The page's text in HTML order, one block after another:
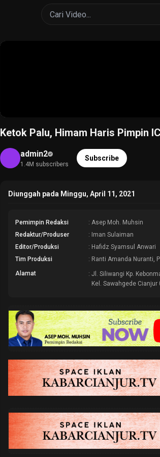
Ketok Palu, Himam Haris Pimpin
admin2
1.4M subscribers
Subscribe
Diunggah pada Minggu, April 11, 2021
Pemimpin Redaksi
: Asep Moh. Muhsin
Redaktur/Produser
: Iman Sulaiman
Editor/Produksi
: Hafidz Syamsul Anwari
Tim Produksi
: Ranti Amanda Nuranti,
Alamat
: Jl. Siliwangi Kp.
Kel. Sawahgede